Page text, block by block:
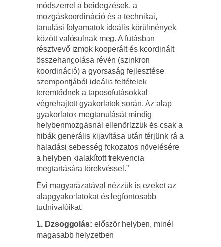
módszerrel a beidegzések, a
mozgáskoordináció és a technikai,
tanulási folyamatok ideális körülmények
között valósulnak meg. A futásban
résztvevő izmok kooperált és koordinált
összehangolása révén (szinkron
koordináció) a gyorsaság fejlesztése
szempontjából ideális feltételek
teremtődnek a taposófutásokkal
végrehajtott gyakorlatok során. Az alap
gyakorlatok megtanulását mindig
helybenmozgásnál ellenőrizzük és csak a
hibák generális kijavítása után térjünk rá a
haladási sebesség fokozatos növelésére
a helyben kialakított frekvencia
megtartására törekvéssel.”
Évi magyarázatával nézzük is ezeket az
alapgyakorlatokat és legfontosabb
tudnivalóikat.
1. Dzsoggolás: először helyben, minél
magasabb helyzetben